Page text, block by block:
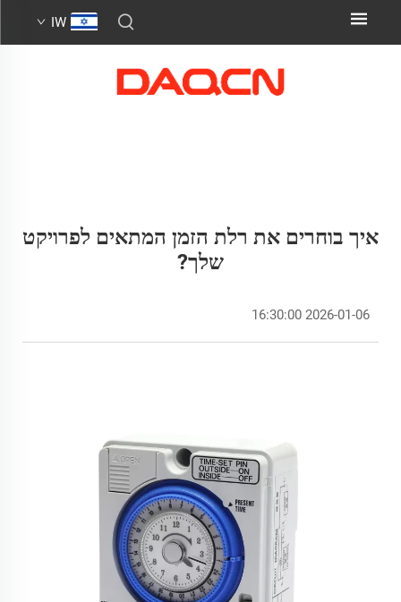
IW
איך בוחרים את רלת הזמן המתאים לפרויקט
שלך?
2026-01-06 16:30:00